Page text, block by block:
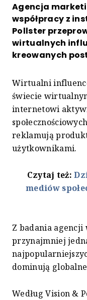
Agencja
współpracy z
Pollster
wirtualnych
kreowanych
Wirtualni
świecie
internetowi
reklamują
użytkownikami.
Czytaj też:
mediów
Z badania agencji
przynajmniej
dominują
Według Vision &